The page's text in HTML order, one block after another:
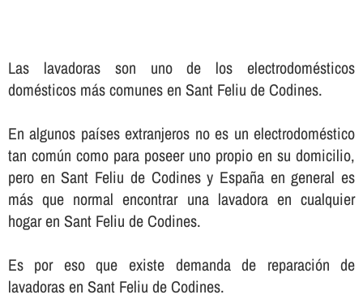
Las lavadoras son uno de los electrodomésticos
domésticos más comunes en Sant Feliu de Codines.
En algunos paí­ses extranjeros no es un electrodoméstico
tan común como para poseer uno propio en su domicilio,
pero en Sant Feliu de Codines y España en general es
más que normal encontrar una lavadora en cualquier
hogar en Sant Feliu de Codines.
Es por eso que existe demanda de reparación de
lavadoras en Sant Feliu de Codines.